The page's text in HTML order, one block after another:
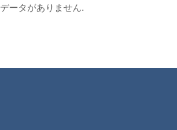
データがありません.